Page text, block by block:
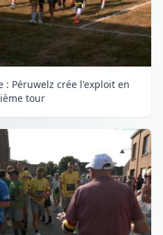
: Péruwelz crée l'exploit en
tour